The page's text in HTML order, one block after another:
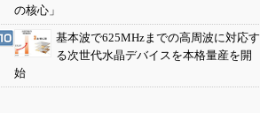
の核心」
基本波で625MHzまでの高周波に対応す
る次世代水晶デバイスを本格量産を開
始